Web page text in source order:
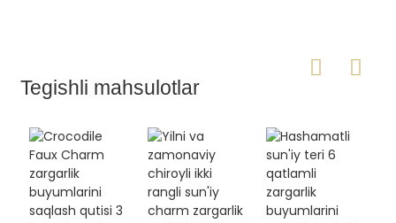
Tegishli mahsulotlar